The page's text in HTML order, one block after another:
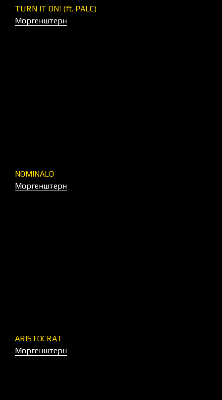
TURN IT ON! (ft. PALC)
Моргенштерн
NOMINALO
Моргенштерн
ARISTOCRAT
Моргенштерн